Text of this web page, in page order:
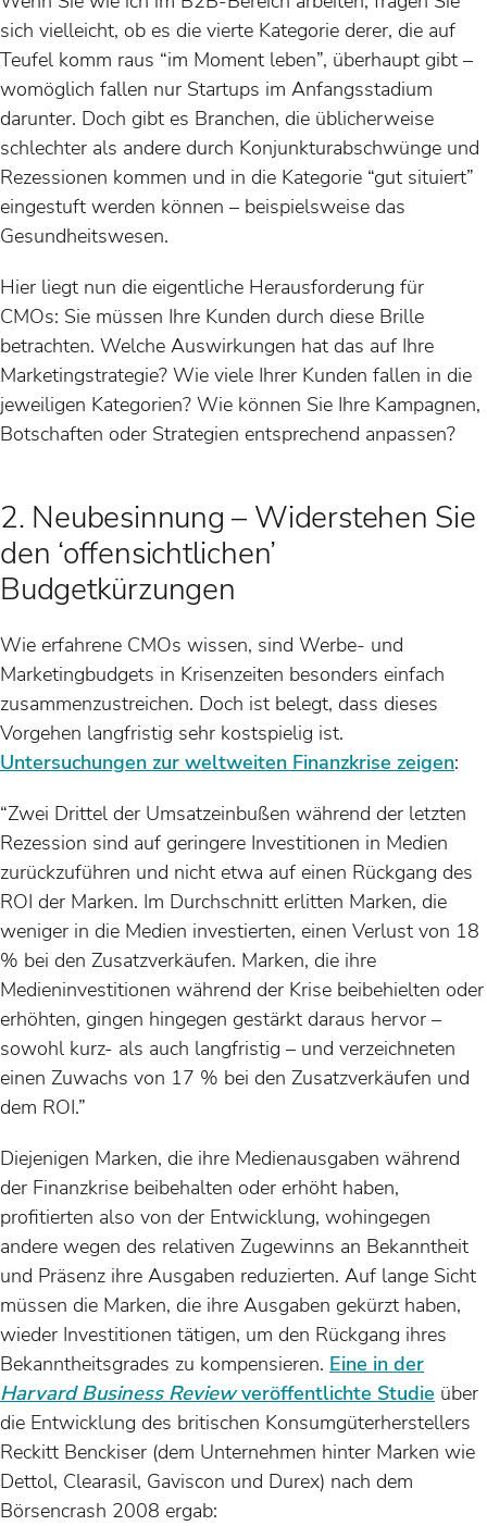
sich vielleicht, ob es die vierte Kategorie derer, die auf
Teufel komm raus “im Moment leben”, überhaupt gibt –
womöglich fallen nur Startups im Anfangsstadium
darunter. Doch gibt es Branchen, die üblicherweise
schlechter als andere durch Konjunkturabschwünge und
Rezessionen kommen und in die Kategorie “gut situiert”
eingestuft werden können – beispielsweise das
Gesundheitswesen.
Hier liegt nun die eigentliche Herausforderung für
CMOs: Sie müssen Ihre Kunden durch diese Brille
betrachten. Welche Auswirkungen hat das auf Ihre
Marketingstrategie? Wie viele Ihrer Kunden fallen in die
jeweiligen Kategorien? Wie können Sie Ihre Kampagnen,
Botschaften oder Strategien entsprechend anpassen?
2. Neubesinnung – Widerstehen Sie
den ‘offensichtlichen’
Budgetkürzungen
Wie erfahrene CMOs wissen, sind Werbe- und
Marketingbudgets in Krisenzeiten besonders einfach
zusammenzustreichen. Doch ist belegt, dass dieses
Vorgehen langfristig sehr kostspielig ist.
Untersuchungen zur weltweiten Finanzkrise zeigen:
“Zwei Drittel der Umsatzeinbußen während der letzten
Rezession sind auf geringere Investitionen in Medien
zurückzuführen und nicht etwa auf einen Rückgang des
ROI der Marken. Im Durchschnitt erlitten Marken, die
weniger in die Medien investierten, einen Verlust von 18
% bei den Zusatzverkäufen. Marken, die ihre
Medieninvestitionen während der Krise beibehielten oder
erhöhten, gingen hingegen gestärkt daraus hervor –
sowohl kurz- als auch langfristig – und verzeichneten
einen Zuwachs von 17 % bei den Zusatzverkäufen und
dem ROI.”
Diejenigen Marken, die ihre Medienausgaben während
der Finanzkrise beibehalten oder erhöht haben,
profitierten also von der Entwicklung, wohingegen
andere wegen des relativen Zugewinns an Bekanntheit
und Präsenz ihre Ausgaben reduzierten. Auf lange Sicht
müssen die Marken, die ihre Ausgaben gekürzt haben,
wieder Investitionen tätigen, um den Rückgang ihres
Bekanntheitsgrades zu kompensieren. Eine in der
Harvard Business Reviewveröffentlichte Studie über
die Entwicklung des britischen Konsumgüterherstellers
Reckitt Benckiser (dem Unternehmen hinter Marken wie
Dettol, Clearasil, Gaviscon und Durex) nach dem
Börsencrash 2008 ergab: